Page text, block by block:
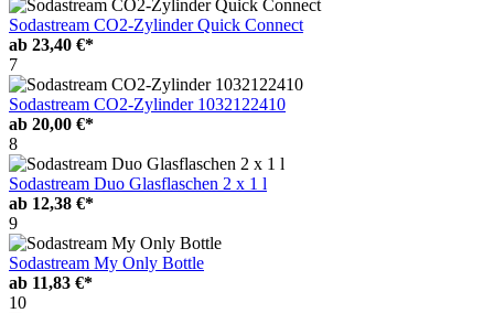
Sodastream CO2-Zylinder Quick Connect
ab 23,40 €*
7
Sodastream CO2-Zylinder 1032122410
ab 20,00 €*
8
Sodastream Duo Glasflaschen 2 x 1 l
ab 12,38 €*
9
Sodastream My Only Bottle
ab 11,83 €*
10